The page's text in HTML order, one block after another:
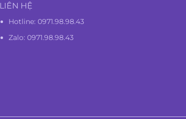
LIÊN HỆ
Hotline:0971.98.98.43
Zalo: 0971.98.98.43